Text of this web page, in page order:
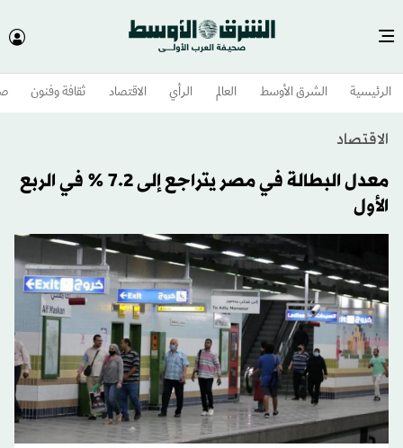
الرئيسية الشرق الأوسط​ العالم الرأي الاقتصاد ثقافة وفنون
الاقتصاد
معدل البطالة في مصر يتراجع إلى 7.2 % في الربع
الأول